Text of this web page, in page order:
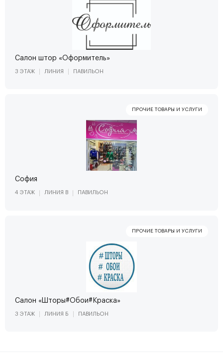
Салон штор «Оформитель»
3 ЭТАЖ ЛИНИЯ ПАВИЛЬОН
София
4 ЭТАЖ ЛИНИЯ В ПАВИЛЬОН
Салон «Шторы#Обои#Краска»
3 ЭТАЖ ЛИНИЯ Б ПАВИЛЬОН